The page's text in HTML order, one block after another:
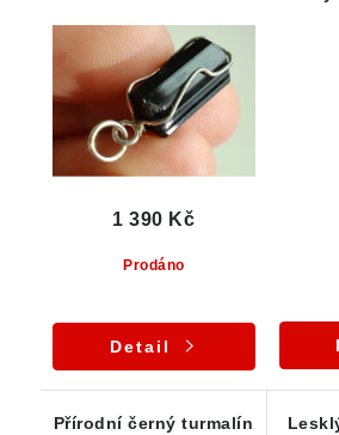
Prodáno
1 390 Kč
Detail
Přírodní černý turmalín